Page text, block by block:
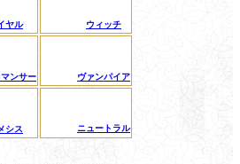
ヤル ウィッチ
ンサー ヴァンパイア
シス ニュートラル